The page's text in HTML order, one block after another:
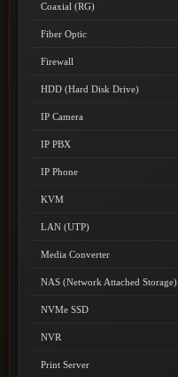
Coaxial (RG)
Fiber Optic
Firewall
HDD (Hard Disk Drive)
IP Camera
IP PBX
IP Phone
KVM
LAN (UTP)
Media Converter
NAS (Network Attached Storage)
NVMe SSD
NVR
Print Server